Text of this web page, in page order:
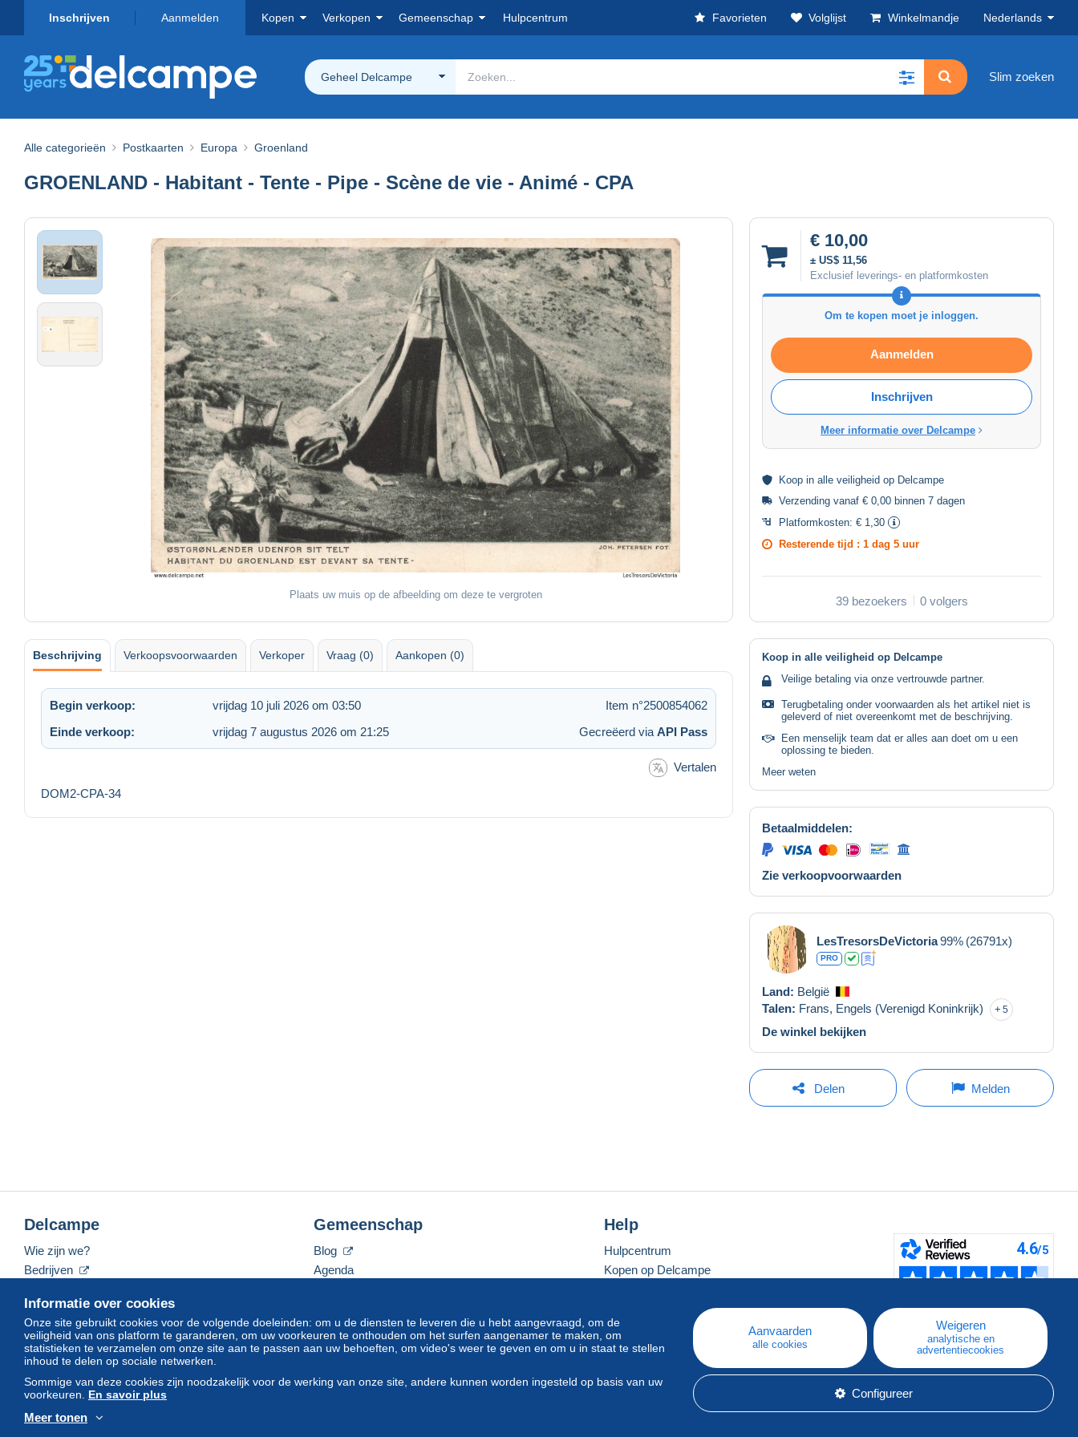
Inschrijven Aanmelden Kopen Verkopen Gemeenschap Hulpcentrum Favorieten Volglijst Winkelmandje Nederlands
Geheel Delcampe Slim zoeken
Alle categorieën Postkaarten Europa Groenland
GROENLAND - Habitant - Tente - Pipe - Scène de vie - Animé - CPA
Plaats uw muis op de afbeelding om deze te vergroten
€ 10,00
± US$ 11,56
Exclusief leverings- en platformkosten
Om te kopen moet je inloggen.
Aanmelden
Inschrijven
Meer informatie over Delcampe
Koop in alle veiligheid op Delcampe
Verzending vanaf € 0,00 binnen 7 dagen
Platformkosten: € 1,30
Resterende tijd : 1 dag 5 uur
39 bezoekers 0 volgers
Beschrijving Verkoopsvoorwaarden Verkoper Vraag (0) Aankopen (0)
Begin verkoop: vrijdag 10 juli 2026 om 03:50
Item n°2500854062
Einde verkoop:
vrijdag 7 augustus 2026 om 21:25 Gecreëerd via API Pass
Vertalen
DOM2-CPA-34
Koop in alle veiligheid op Delcampe
Veilige betaling via onze vertrouwde partner.
Terugbetaling onder voorwaarden als het artikel niet is
geleverd of niet overeenkomt met de beschrijving.
Een menselijk team dat er alles aan doet om u een
oplossing te bieden.
Meer weten
Betaalmiddelen:
Zie verkoopvoorwaarden
LesTresorsDeVictoria99% (26791x)
PRO
Land: België
Talen: Frans, Engels (Verenigd Koninkrijk) 5
De winkel bekijken
Delen Melden
Informatie over cookies
Onze site gebruikt cookies voor de volgende doeleinden: om u de diensten te leveren die u hebt aangevraagd, om de
veiligheid van ons platform te garanderen, om uw voorkeuren te onthouden om het surfen aangenamer te maken, om
statistieken te verzamelen om onze site aan te passen aan uw behoeften, om video's weer te geven en om u in staat te stellen
inhoud te delen op sociale netwerken.
Sommige van deze cookies zijn noodzakelijk voor de werking van onze site, andere kunnen worden ingesteld op basis van uw
voorkeuren. En savoir plus
Meer tonen
Aanvaarden
alle cookies
Weigeren
analytische en
advertentiecookies
Configureer
Delcampe
Wie zijn we?
Bedrijven
Neem contact met ons op
Gemeenschap
Blog
Agenda
Help
Hulpcentrum
Kopen op Delcampe
Een beveiligde website
© Delcampe International srl. Alle rechten voorbehouden.